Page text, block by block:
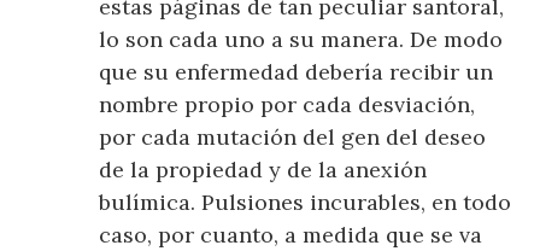
estas páginas de tan peculiar santoral,
lo son cada uno a su manera. De modo
que su enfermedad debería recibir un
nombre propio por cada desviación,
por cada mutación del gen del deseo
de la propiedad y de la anexión
bulímica. Pulsiones incurables, en todo
caso, por cuanto, a medida que se va